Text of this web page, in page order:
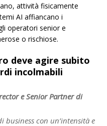
attività fisicamente
AI affiancano i
operatori senior e
o rischiose.
deve agire subito
incolmabili
e Senior Partner di
business con un’intensità e